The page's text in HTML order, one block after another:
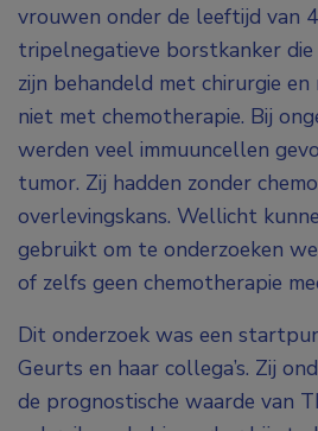
vrouwen onder de leeftijd van
tripelnegatieve borstkanker
zijn behandeld met chirurgie
niet met chemotherapie. Bij
werden veel immuuncellen
tumor. Zij hadden zonder
overlevingskans. Wellicht
gebruikt om te onderzoeken
of zelfs geen chemotherapie
Dit onderzoek was een
Geurts en haar collega’s. Zij
de prognostische waarde van